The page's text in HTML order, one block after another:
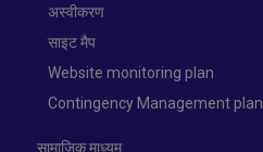
अस्वीकरण
साइट मैप
Website monitoring plan
Contingency Management plan
सामाजिक माध्यम